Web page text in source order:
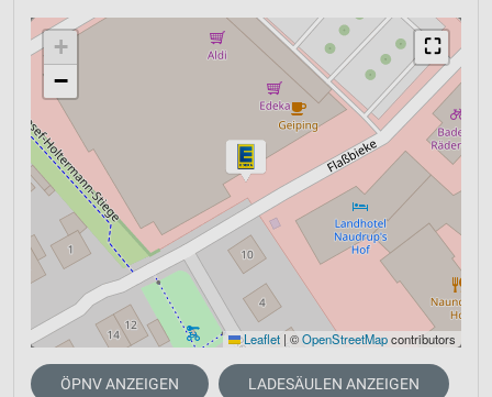
⛶
+
−
Leaflet | ©OpenStreetMapcontributors
ÖPNV ANZEIGEN LADESÄULEN ANZEIGEN